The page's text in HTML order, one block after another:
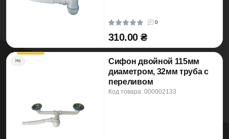
0
310.00 ₴
Hit
Сифон двойной 115мм
диаметром, 32мм труба с
переливом
Код товара: 000002133